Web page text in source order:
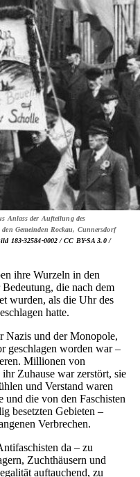
Anlass der Aufteilung des
Gemeinden Rockau, Cunnersdorf
183-32584-0002 / CC BY-SA 3.0 /
ihre Wurzeln in den
die nach dem
wurden, als die Uhr des
hatte.
Nazis und der Monopole,
geschlagen worden war –
Millionen von
Zuhause war zerstört, sie
und Verstand waren
die von den Faschisten
besetzten Gebieten –
Verbrechen.
da – zu
Zuchthäusern und
auftauchend, zu